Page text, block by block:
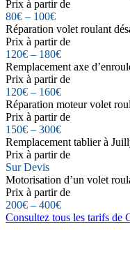
Prix à partir de
80€ – 100€
Réparation volet roulant
Prix à partir de
120€ – 180€
Remplacement axe
Prix à partir de
120€ – 160€
Réparation moteur volet
Prix à partir de
150€ – 300€
Remplacement tablier à
Prix à partir de
Sur Devis
Motorisation d’un volet
Prix à partir de
200€ – 400€
Consultez tous les tarifs de